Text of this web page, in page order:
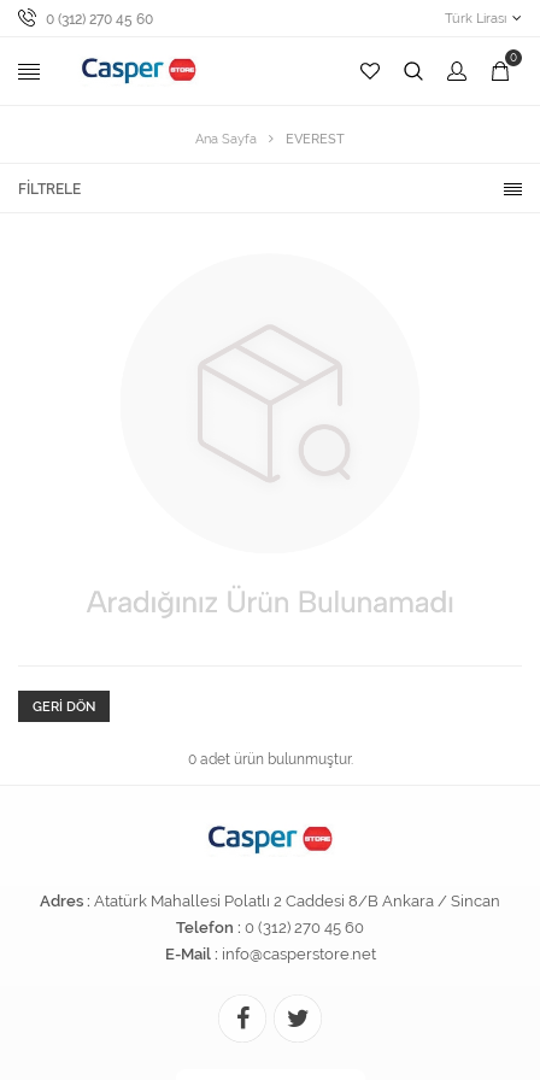
0 (312) 270 45 60 Türk Lirası
0
Ana Sayfa EVEREST
FILTRELE
GERI DÖN
0 adet ürün bulunmuştur.
Adres : Atatürk Mahallesi Polatlı 2 Caddesi 8/B Ankara / Sincan
Telefon : 0 (312) 270 45 60
E-Mail : info@casperstore.net